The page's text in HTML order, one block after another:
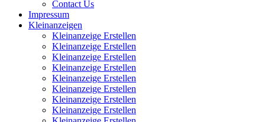
Contact Us
Impressum
Kleinanzeigen
Kleinanzeige Erstellen
Kleinanzeige Erstellen
Kleinanzeige Erstellen
Kleinanzeige Erstellen
Kleinanzeige Erstellen
Kleinanzeige Erstellen
Kleinanzeige Erstellen
Kleinanzeige Erstellen